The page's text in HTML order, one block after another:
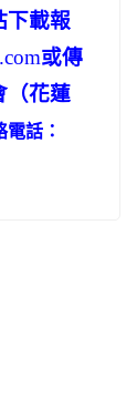
下載報
或傳
（花蓮
話：